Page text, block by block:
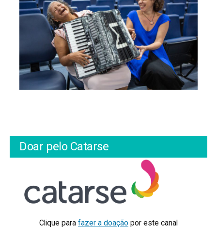
Doar pelo Catarse
Clique para fazer a doaçãopor este canal